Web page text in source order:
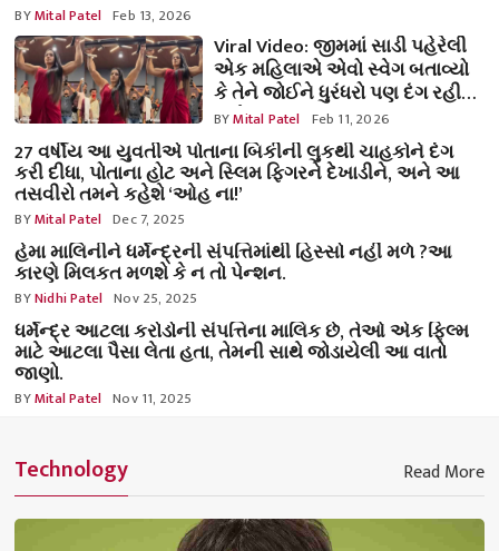
BYMital Patel Feb 13, 2026
Viral Video: જીમમાં સાડી પહેરેલી
એક મહિલાએ એવો સ્વેગ બતાવ્યો
કે તેને જોઈને ધુરંધરો પણ દંગ રહી
જશે.
BYMital Patel Feb 11, 2026
27 વર્ષીય આ યુવતીએ પોતાના બિકીની લુકથી ચાહકોને દંગ
કરી દીધા, પોતાના હોટ અને સ્લિમ ફિગરને દેખાડીને, અને આ
તસવીરો તમને કહેશે ‘ઓહ ના!’
BYMital Patel Dec 7, 2025
હેમા માલિનીને ધર્મેન્દ્રની સંપત્તિમાંથી હિસ્સો નહીં મળે ?આ
કારણે મિલકત મળશે કે ન તો પેન્શન.
BYNidhi Patel Nov 25, 2025
ધર્મેન્દ્ર આટલા કરોડોની સંપત્તિના માલિક છે, તેઓ એક ફિલ્મ
માટે આટલા પૈસા લેતા હતા, તેમની સાથે જોડાયેલી આ વાતો
જાણો.
BYMital Patel Nov 11, 2025
Technology Read More